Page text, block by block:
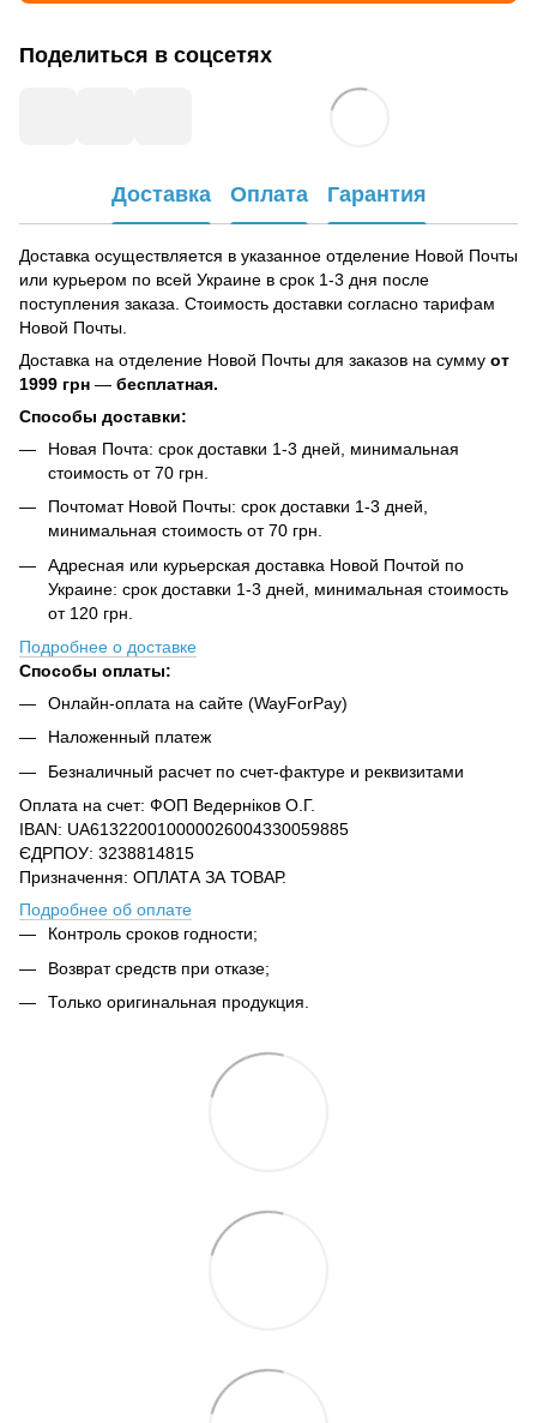
Поделиться в соцсетях
Доставка Оплата Гарантия
Доставка осуществляется в указанное отделение Новой Почты
или курьером по всей Украине в срок 1-3 дня после
поступления заказа. Стоимость доставки согласно тарифам
Новой Почты.
Доставка на отделение Новой Почты для заказов на сумму от
1999 грн — бесплатная.
Способы доставки:
Новая Почта: срок доставки 1-3 дней, минимальная
стоимость от 70 грн.
Почтомат Новой Почты: срок доставки 1-3 дней,
минимальная стоимость от 70 грн.
Адресная или курьерская доставка Новой Почтой по
Украине: срок доставки 1-3 дней, минимальная стоимость
от 120 грн.
Подробнее о доставке
Способы оплаты:
Онлайн-оплата на сайте (WayForPay)
Наложенный платеж
Безналичный расчет по счет-фактуре и реквизитами
Оплата на счет: ФОП Ведерніков О.Г.
IBAN: UA613220010000026004330059885
ЄДРПОУ: 3238814815
Призначення: ОПЛАТА ЗА ТОВАР.
Подробнее об оплате
Контроль сроков годности;
Возврат средств при отказе;
Только оригинальная продукция.